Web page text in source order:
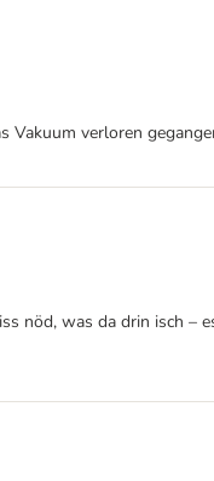
verloren
was da drin isch –